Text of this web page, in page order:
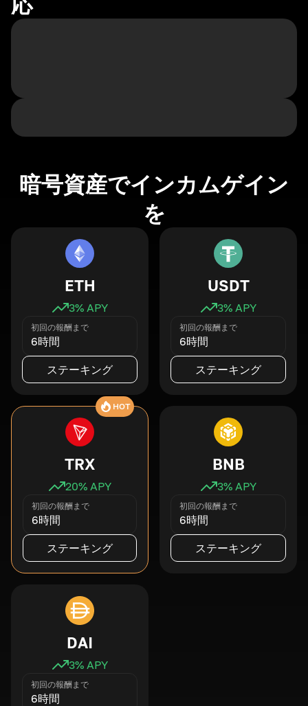
暗号資産でインカムゲイン
を
ETH
3% APY
初回の報酬まで
6時間
ステーキング
USDT
3% APY
初回の報酬まで
6時間
ステーキング
HOT
TRX
20% APY
初回の報酬まで
6時間
ステーキング
BNB
3% APY
初回の報酬まで
6時間
ステーキング
DAI
3% APY
初回の報酬まで
6時間